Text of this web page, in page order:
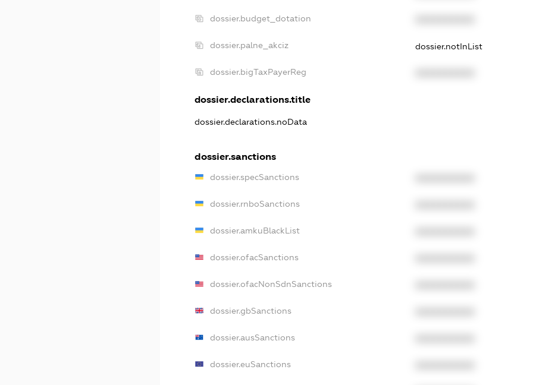
dossier.budget_dotation
dossier.palne_akciz dossier.notInList
dossier.bigTaxPayerReg
dossier.declarations.title
dossier.declarations.noData
dossier.sanctions
dossier.specSanctions
dossier.rnboSanctions
dossier.amkuBlackList
dossier.ofacSanctions
dossier.ofacNonSdnSanctions
dossier.gbSanctions
dossier.ausSanctions
dossier.euSanctions